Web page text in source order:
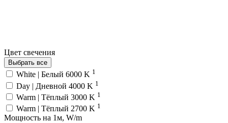
Цвет свечения
Выбрать все
White | Белый 6000 K 1
Day | Дневной 4000 K 1
Warm | Тёплый 3000 K 1
Warm | Тёплый 2700 K 1
Мощность на 1м, W/m